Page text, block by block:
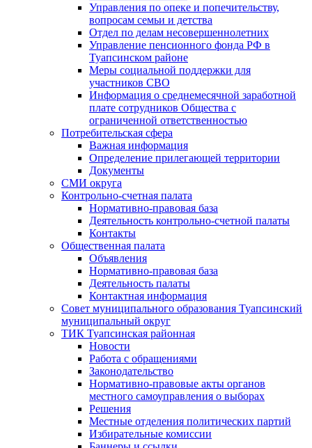
Управления по опеке и попечительству,
вопросам семьи и детства
Отдел по делам несовершеннолетних
Управление пенсионного фонда РФ в
Туапсинском районе
Меры социальной поддержки для
участников СВО
Информация о среднемесячной заработной
плате сотрудников Общества с
ограниченной ответственностью
Потребительская сфера
Важная информация
Определение прилегающей территории
Документы
СМИ округа
Контрольно-счетная палата
Нормативно-правовая база
Деятельность контрольно-счетной палаты
Контакты
Общественная палата
Объявления
Нормативно-правовая база
Деятельность палаты
Контактная информация
Совет муниципального образования Туапсинский
муниципальный округ
ТИК Туапсинская районная
Новости
Работа с обращениями
Законодательство
Нормативно-правовые акты органов
местного самоуправления о выборах
Решения
Местные отделения политических партий
Избирательные комиссии